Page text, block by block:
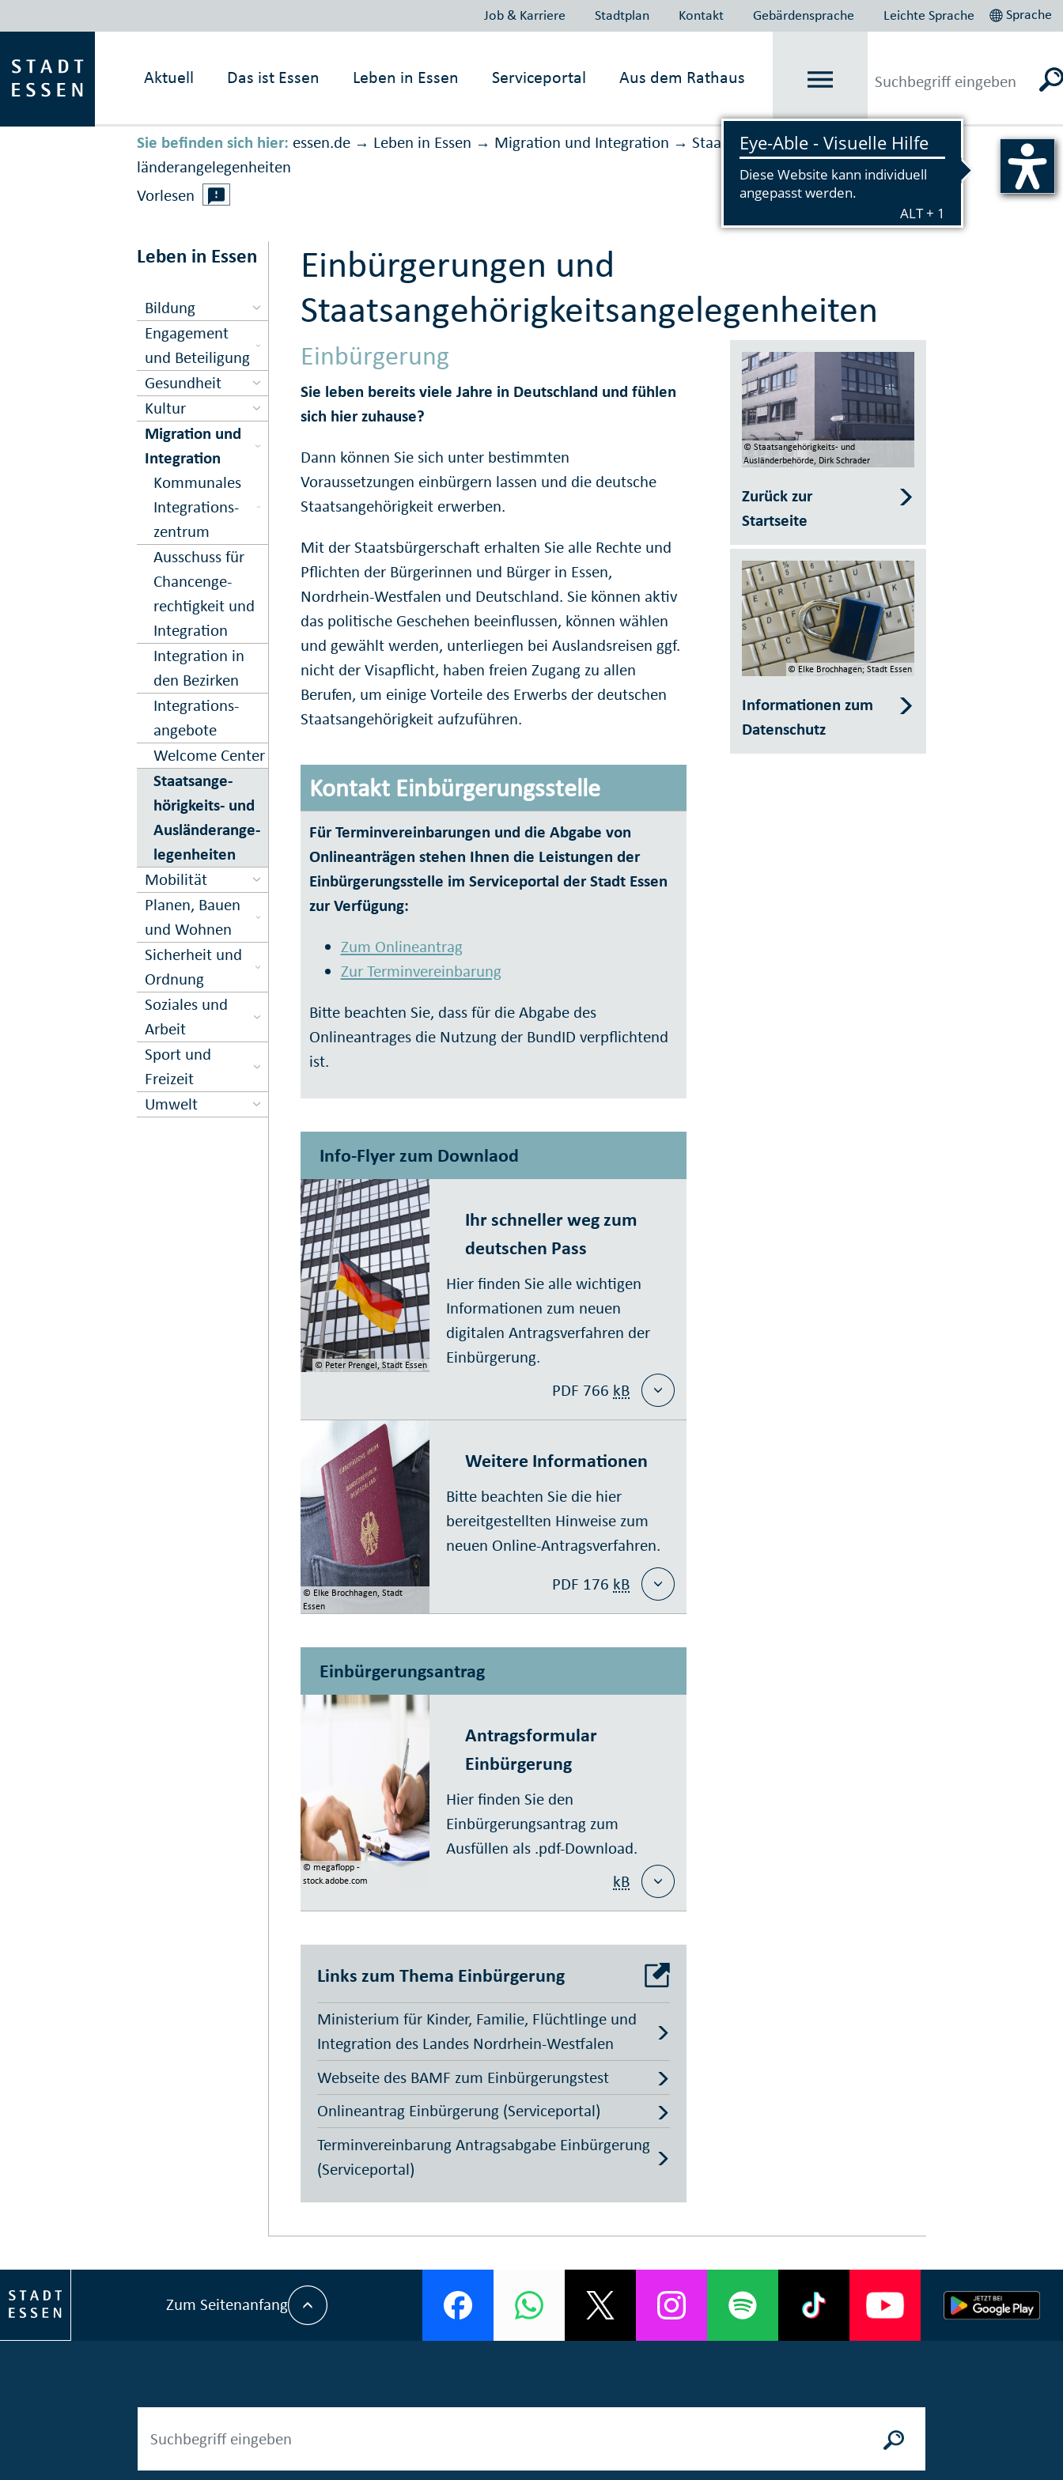
Job & Karriere Stadtplan Kontakt Gebärdensprache Leichte Sprache Sprache
Aktuell Das ist Essen Leben in Essen Serviceportal Aus dem Rathaus
Sie befinden sich hier: essen.de → Leben in Essen → Migration und Inte­gration → Staats­ange­hörigkeits- und Aus­
länder­an­ge­le­gen­hei­ten
Vorlesen
Leben in Essen
Bildung
Engagement
und Beteiligung
Gesundheit
Kultur
Migration und
Inte­gration
Kom­munales
Inte­grations­
zentrum
Ausschuss für
Chancen­ge­
rechtig­keit und
In­te­gration
Integration in
den Bezirken
Integrations­
angebote
Welcome Center
Staats­ange­
hörigkeits- und
Aus­länder­an­ge­
le­gen­hei­ten
Mobilität
Planen, Bauen
und Wohnen
Sicher­heit und
Ord­nung
Soziales und
Arbeit
Sport und
Freizeit
Umwelt
Einbürgerungen und
Staatsangehörigkeitsangelegenheiten
Einbürgerung
Sie leben bereits viele Jahre in Deutschland und fühlen
sich hier zuhause?
Dann können Sie sich unter bestimmten
Voraussetzungen einbürgern lassen und die deutsche
Staatsangehörigkeit erwerben.
Mit der Staatsbürgerschaft erhalten Sie alle Rechte und
Pflichten der Bürgerinnen und Bürger in Essen,
Nordrhein-Westfalen und Deutschland. Sie können aktiv
das politische Geschehen beeinflussen, können wählen
und gewählt werden, unterliegen bei Auslandsreisen ggf.
nicht der Visapflicht, haben freien Zugang zu allen
Berufen, um einige Vorteile des Erwerbs der deutschen
Staatsangehörigkeit aufzuführen.
Kontakt Einbürgerungsstelle
Für Terminvereinbarungen und die Abgabe von
Onlineanträgen stehen Ihnen die Leistungen der
Einbürgerungsstelle im Serviceportal der Stadt Essen
zur Verfügung:
Zum Onlineantrag
Zur Terminvereinbarung
Bitte beachten Sie, dass für die Abgabe des
Onlineantrages die Nutzung der BundID verpflichtend
ist.
Info-Flyer zum Downlaod
© Peter Prengel, Stadt Essen
Ihr schneller weg zum
deutschen Pass
Hier finden Sie alle wichtigen
Informationen zum neuen
digitalen Antragsverfahren der
Einbürgerung.
PDF 766 kB
© Elke Brochhagen, Stadt
Essen
Weitere Informationen
Bitte beachten Sie die hier
bereitgestellten Hinweise zum
neuen Online-Antragsverfahren.
PDF 176 kB
Einbürgerungsantrag
© megaflopp -
stock.adobe.com
Antragsformular
Einbürgerung
Hier finden Sie den
Einbürgerungsantrag zum
Ausfüllen als .pdf-Download.
kB
Links zum Thema Einbürgerung
Ministerium für Kinder, Familie, Flüchtlinge und
Integration des Landes Nordrhein-Westfalen
Webseite des BAMF zum Einbürgerungstest
Onlineantrag Einbürgerung (Serviceportal)
Terminvereinbarung Antragsabgabe Einbürgerung
(Serviceportal)
© Staatsangehörigkeits- und
Ausländerbehörde, Dirk Schrader
Zurück zur
Startseite
© Elke Brochhagen; Stadt Essen
Informationen zum
Datenschutz
Zum Seitenanfang